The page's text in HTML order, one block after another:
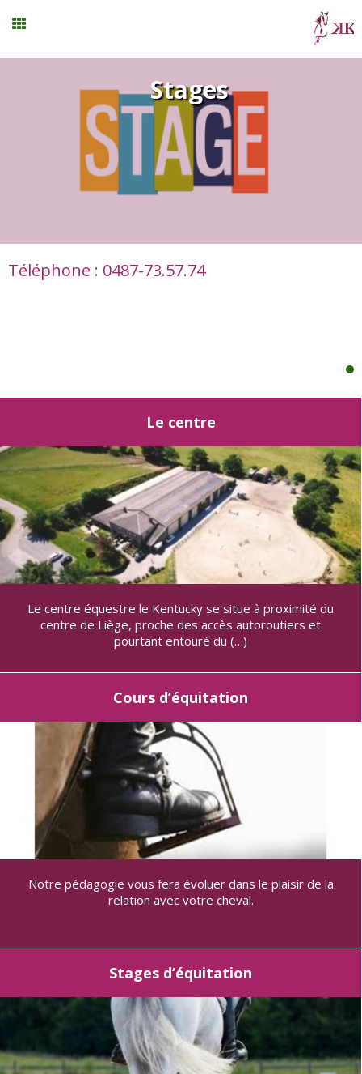
0 Panier
Stages
Téléphone : 0487-73.57.74
Le centre
Le centre équestre le Kentucky se situe à proximité du
centre de Liège, proche des accès autoroutiers et
pourtant entouré du (…)
Cours d’équitation
Notre pédagogie vous fera évoluer dans le plaisir de la
relation avec votre cheval.
Stages d’équitation